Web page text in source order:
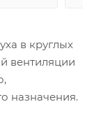
в круглых
вентиляции
назначения.